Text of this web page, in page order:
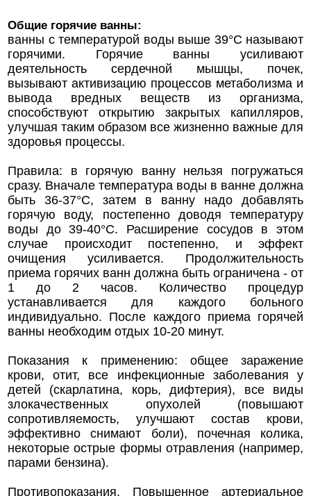
Общие горячие ванны:
ванны с температурой воды выше 39°C называют
горячими. Горячие ванны усиливают
деятельность сердечной мышцы, почек,
вызывают активизацию процессов метаболизма и
вывода вредных веществ из организма,
способствуют открытию закрытых капилляров,
улучшая таким образом все жизненно важные для
здоровья процессы.
Правила: в горячую ванну нельзя погружаться
сразу. Вначале температура воды в ванне должна
быть 36-37°C, затем в ванну надо добавлять
горячую воду, постепенно доводя температуру
воды до 39-40°C. Расширение сосудов в этом
случае происходит постепенно, и эффект
очищения усиливается. Продолжительность
приема горячих ванн должна быть ограничена - от
1 до 2 часов. Количество процедур
устанавливается для каждого больного
индивидуально. После каждого приема горячей
ванны необходим отдых 10-20 минут.
Показания к применению: общее заражение
крови, отит, все инфекционные заболевания у
детей (скарлатина, корь, дифтерия), все виды
злокачественных опухолей (повышают
сопротивляемость, улучшают состав крови,
эффективно снимают боли), почечная колика,
некоторые острые формы отравления (например,
парами бензина).
Противопоказания. Повышенное артериальное